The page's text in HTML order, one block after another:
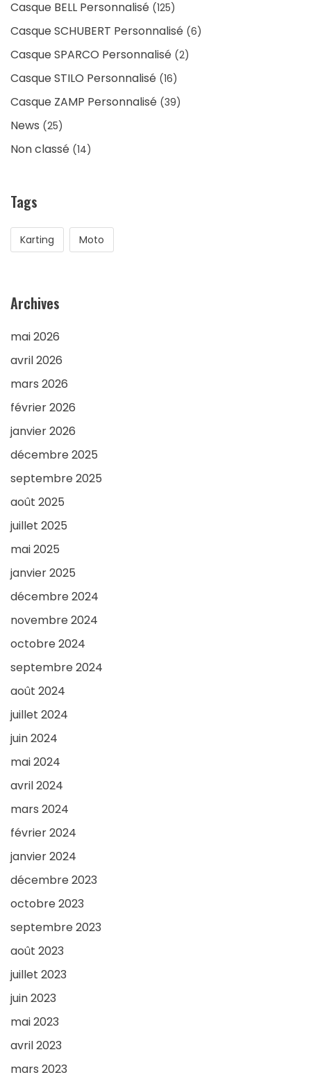
Casque BELL Personnalisé (125)
Casque SCHUBERT Personnalisé (6)
Casque SPARCO Personnalisé (2)
Casque STILO Personnalisé (16)
Casque ZAMP Personnalisé (39)
News (25)
Non classé (14)
Tags
Karting Moto
Archives
mai 2026
avril 2026
mars 2026
février 2026
janvier 2026
décembre 2025
septembre 2025
août 2025
juillet 2025
mai 2025
janvier 2025
décembre 2024
novembre 2024
octobre 2024
septembre 2024
août 2024
juillet 2024
juin 2024
mai 2024
avril 2024
mars 2024
février 2024
janvier 2024
décembre 2023
octobre 2023
septembre 2023
août 2023
juillet 2023
juin 2023
mai 2023
avril 2023
mars 2023